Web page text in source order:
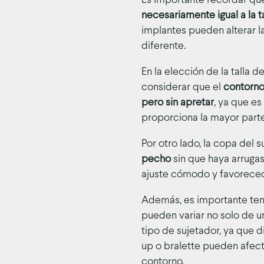
necesariamente igual a la
implantes pueden alterar
diferente.
En la elección de la talla
considerar que el
pero sin apretar, ya que
proporciona la mayor
Por otro lado, la copa del
pechosin que haya
ajuste cómodo y
Además, es importante
pueden variar no solo de
tipo de sujetador, ya que
up o bralette pueden